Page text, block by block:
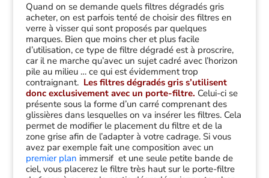
Quand on se demande quels filtres dégradés gris
acheter, on est parfois tenté de choisir des filtres en
verre à visser qui sont proposés par quelques
marques. Bien que moins cher et plus facile
d’utilisation, ce type de filtre dégradé est à proscrire,
car il ne marche qu’avec un sujet cadré avec l’horizon
pile au milieu … ce qui est évidemment trop
contraignant. Les filtres dégradés gris s’utilisent
donc exclusivement avec un porte-filtre. Celui-ci se
présente sous la forme d’un carré comprenant des
glissières dans lesquelles on va insérer les filtres. Cela
permet de modifier le placement du filtre et de la
zone grise afin de l’adapter à votre cadrage. Si vous
avez par exemple fait une composition avec un
premier plan immersif et une seule petite bande de
ciel, vous placerez le filtre très haut sur le porte-filtre